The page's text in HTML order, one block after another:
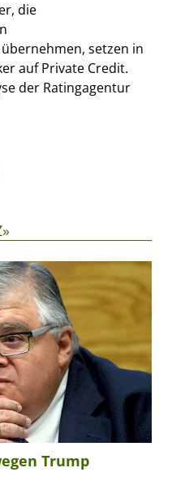
die
setzen in
auf Private Credit.
der Ratingagentur
Trump